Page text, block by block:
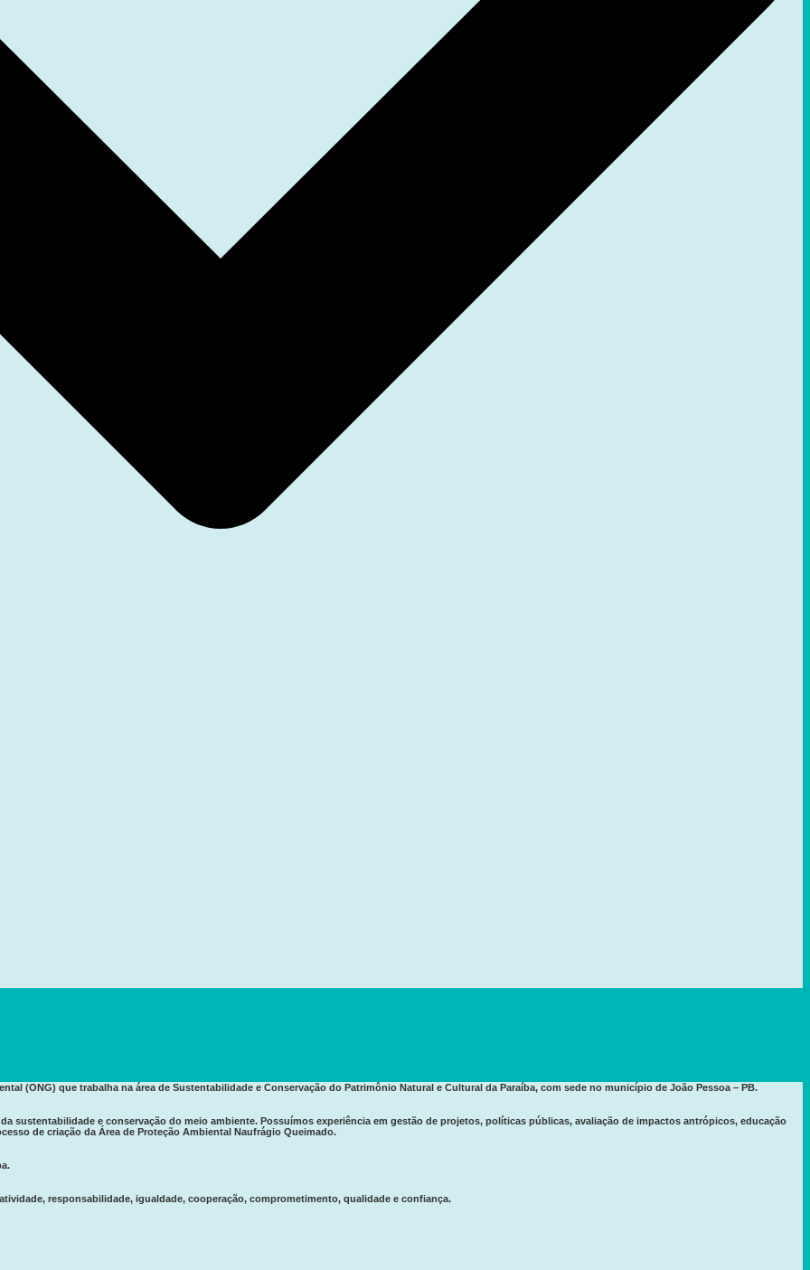
(ONG) que trabalha na área de Sustentabilidade e Conservação do Patrimônio Natural e Cultural da Paraíba, com sede no município de João Pessoa – PB.
sustentabilidade e conservação do meio ambiente. Possuímos experiência em gestão de projetos, políticas públicas, avaliação de impactos antrópicos, educação
de criação da Área de Proteção Ambiental Naufrágio Queimado.
responsabilidade, igualdade, cooperação, comprometimento, qualidade e confiança.